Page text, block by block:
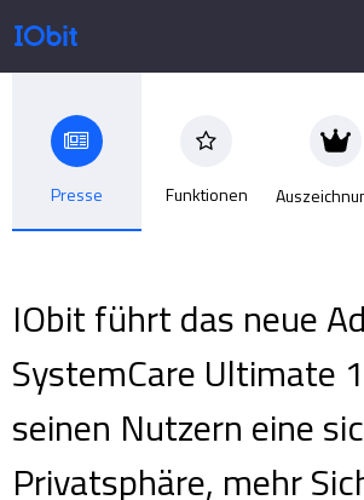
Produkte
Sale
Presseraum
Support
Presse Funktionen
IObit führt das neue
SystemCare Ultimate
seinen Nutzern eine
Privatsphäre, mehr